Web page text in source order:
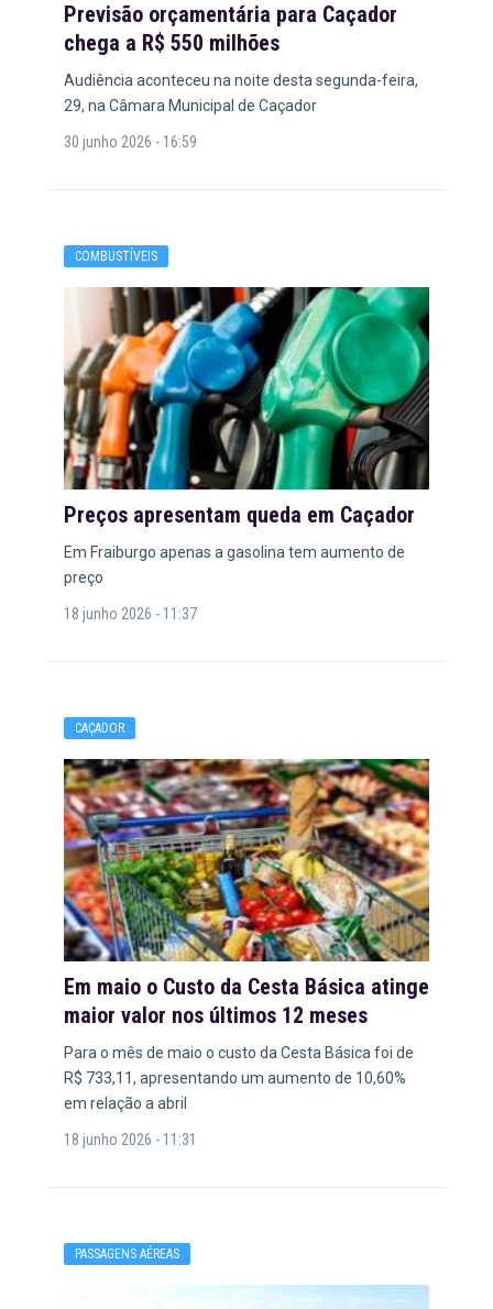
Previsão orçamentária para Caçador
chega a R$ 550 milhões
Audiência aconteceu na noite desta segunda-feira,
29, na Câmara Municipal de Caçador
30 junho 2026 - 16:59
COMBUSTÍVEIS
Preços apresentam queda em Caçador
Em Fraiburgo apenas a gasolina tem aumento de
preço
18 junho 2026 - 11:37
CAÇADOR
Em maio o Custo da Cesta Básica atinge
maior valor nos últimos 12 meses
Para o mês de maio o custo da Cesta Básica foi de
R$ 733,11, apresentando um aumento de 10,60%
em relação a abril
18 junho 2026 - 11:31
PASSAGENS AÉREAS